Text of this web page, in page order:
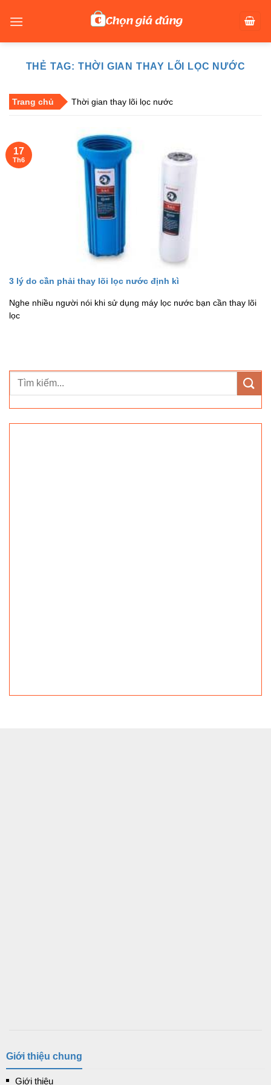
THẺ TAG: THỜI GIAN THAY LÕI LỌC NƯỚC
Trang chủ Thời gian thay lõi lọc nước
3 lý do cần phải thay lõi lọc nước định kì
Nghe nhiều người nói khi sử dụng máy lọc nước bạn cần thay lõi
lọc
17
Th6
Giới thiệu chung
Giới thiệu